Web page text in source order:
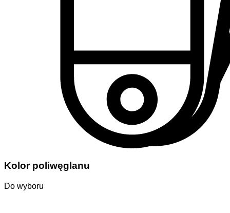
Kolor poliwęglanu
Do wyboru